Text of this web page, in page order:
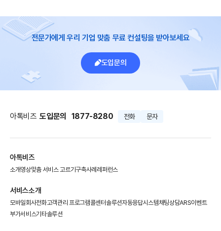
전문가에게 우리 기업 맞춤 무료 컨설팅을 받아보세요
도입문의
아톡비즈 도입문의 1877-8280 전화 문자
아톡비즈
소개영상맞춤 서비스 고르기구축사례 레퍼런스
서비스소개
모바일회사전화고객관리 프로그램콜센터솔루션자동응답시스템채팅상담ARS이벤트
부가서비스기타솔루션